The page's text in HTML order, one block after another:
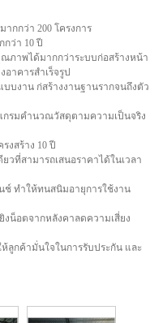
ากกว่า​ 200​ โครงการ
ว่า​ 10 ปี
ภาพได้มากกว่าระบบก่อสร้างหน้า
าคารสำเร็จรูป
บบ​งาน​ ก่สร้างงานฐานรากจนถึงตัว
กรมคำนวณวัสดุตามความเป็นจริง​
งสร้าง​ 10 ปี
ยวที่สามารถเสนอราคาได้ในเวลา
ช์​ ทำให้ทนสนิมอายุการใช้งาน
งน็อตจากหลังคา​ลดความเสี่ยง
ลูกค้ามั่นใจในการรับประกัน​ และ